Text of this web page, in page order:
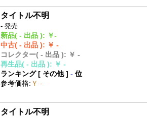
タイトル不明
- 発売
新品( - 出品 ): ￥-
中古( - 出品 ): ￥ -
コレクター( - 出品 ): ￥ -
再生品( - 出品 ): ￥ -
ランキング [ その他]- 位
参考価格: ￥ -
タイトル不明